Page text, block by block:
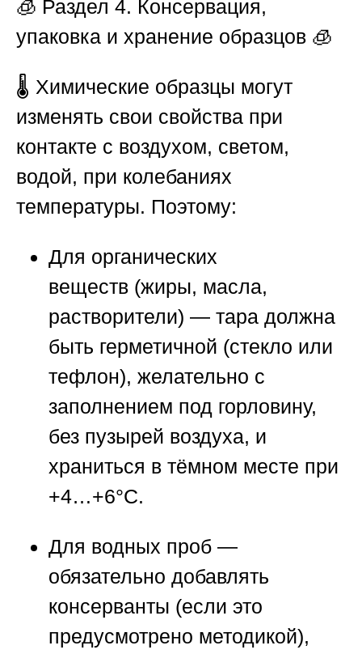
🧊 Раздел 4. Консервация,
упаковка и хранение образцов 🧊
🌡️ Химические образцы могут
изменять свои свойства при
контакте с воздухом, светом,
водой, при колебаниях
температуры. Поэтому:
Для органических
веществ (жиры, масла,
растворители) — тара должна
быть герметичной (стекло или
тефлон), желательно с
заполнением под горловину,
без пузырей воздуха, и
храниться в тёмном месте при
+4…+6°C.
Для водных проб —
обязательно добавлять
консерванты (если это
предусмотрено методикой),